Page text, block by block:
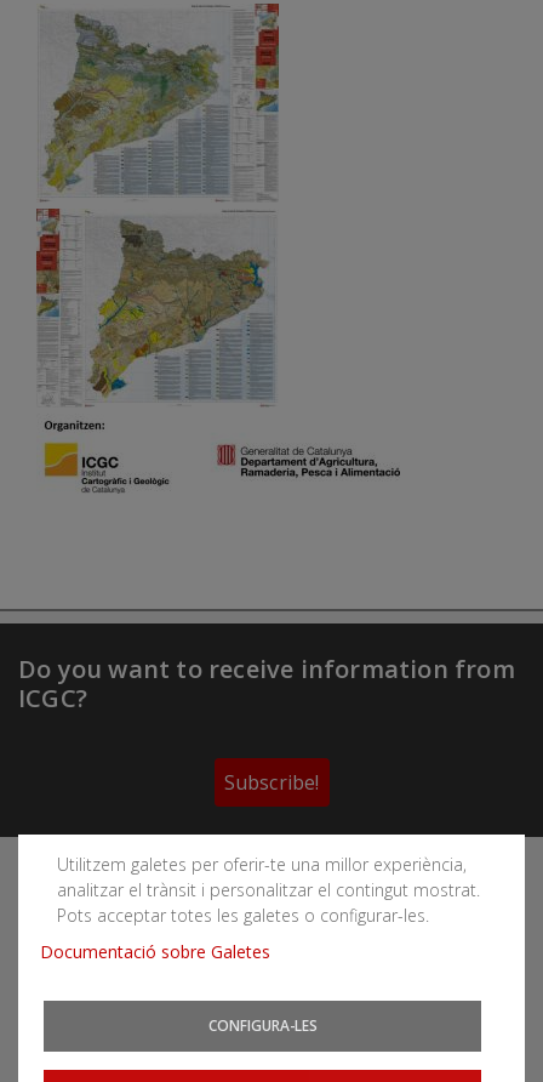
Imatge
Imatge
Imatge
Utilitzem galetes per oferir-te una millor experiència,
analitzar el trànsit i personalitzar el contingut mostrat.
Pots acceptar totes les galetes o configurar-les.
Documentació sobre Galetes
CONFIGURA-LES
Do you want to receive information from
ICGC?
Subscribe!
Follow the Cartographic and Geological Institute of
Catalonia's social networks
You can subscribe to RSS feeds